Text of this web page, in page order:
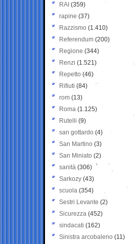
RAI (359)
rapine (37)
Razzismo (1.410)
Referendum (200)
Regione (344)
Renzi (1.521)
Repetto (46)
Rifiuti (84)
rom (13)
Roma (1.125)
Rutelli (9)
san gottardo (4)
San Martino (3)
San Miniato (2)
sanità (306)
Sarkozy (43)
scuola (354)
Sestri Levante (2)
Sicurezza (452)
sindacati (162)
Sinistra arcobaleno (11)